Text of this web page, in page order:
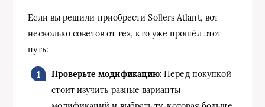
Если вы решили приобрести Sollers Atlant, вот
несколько советов от тех, кто уже прошёл этот
путь:
Проверьте модификацию: Перед покупкой
стоит изучить разные варианты